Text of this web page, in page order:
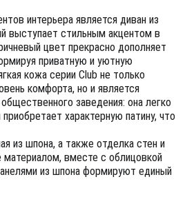
интерьера является диван из
выступает стильным акцентом в
цвет прекрасно дополняет
приватную и уютную
кожа серии Club не только
комфорта, но и является
заведения: она легко
характерную патину, что
из шпона, а также отделка стен и
вместе с облицовкой
из шпона формируют единый